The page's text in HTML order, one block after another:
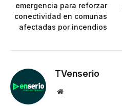
emergencia para reforzar
conectividad en comunas
afectadas por incendios
TVenserio
Website